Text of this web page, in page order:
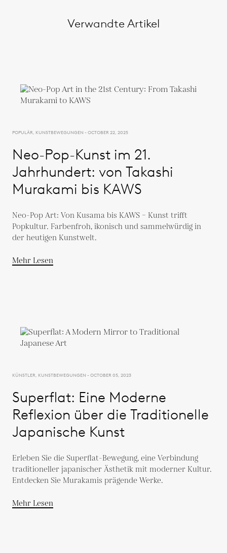
Verwandte Artikel
POPULÄR, KUNSTBEWEGUNGEN - OCTOBER 22, 2025
Neo-Pop-Kunst im 21.
Jahrhundert: von Takashi
Murakami bis KAWS
Neo-Pop Art: Von Kusama bis KAWS – Kunst trifft
Popkultur. Farbenfroh, ikonisch und sammelwürdig in
der heutigen Kunstwelt.
Mehr Lesen
KÜNSTLER, KUNSTBEWEGUNGEN - OCTOBER 05, 2023
Superflat: Eine Moderne
Reflexion über die Traditionelle
Japanische Kunst
Erleben Sie die Superflat-Bewegung, eine Verbindung
traditioneller japanischer Ästhetik mit moderner Kultur.
Entdecken Sie Murakamis prägende Werke.
Mehr Lesen